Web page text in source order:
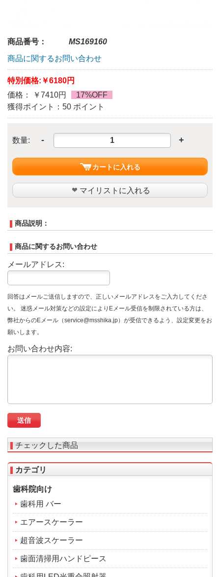
商品番号：
MS169160
商品に関するお問い合わせ
特別価格: ￥6180円
価格： ￥7410円
17%OFF
獲得ポイント：50 ポイント
数量: - +
カートに入れる
マイリストに入れる
商品説明：
商品に関するお問い合わせ
メールアドレス:
回答はメールご送信しますので、正しいメールアドレスをご入力してくださ
い。 迷惑メール対策などの設定によりEメール受信を制限されている方は、
弊社からのEメール（service@msshika.jp）が受信できるよう、設定変更をお
願いします。
お問い合わせ内容:
チェックした商品
カテゴリ
歯科院向け
歯科用 バー
エアースケーラー
超音波スケーラー
歯面清掃用ハンドピース